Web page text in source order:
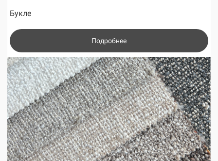
Букле
Подробнее